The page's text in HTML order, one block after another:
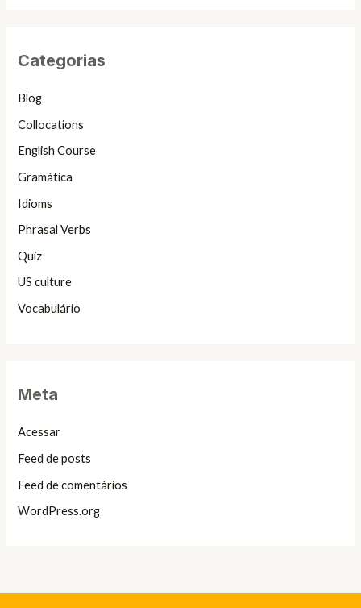
Categorias
Blog
Collocations
English Course
Gramática
Idioms
Phrasal Verbs
Quiz
US culture
Vocabulário
Meta
Acessar
Feed de posts
Feed de comentários
WordPress.org